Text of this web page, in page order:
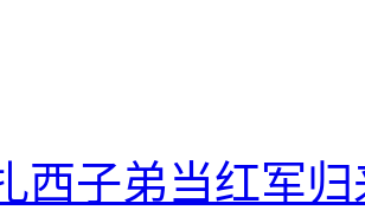
西子弟当红军